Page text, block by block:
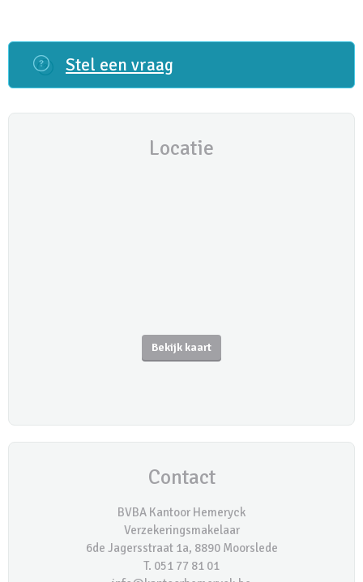
Stel een vraag
Locatie
Bekijk kaart
Contact
BVBA Kantoor Hemeryck
Verzekeringsmakelaar
6de Jagersstraat 1a, 8890 Moorslede
T. 051 77 81 01